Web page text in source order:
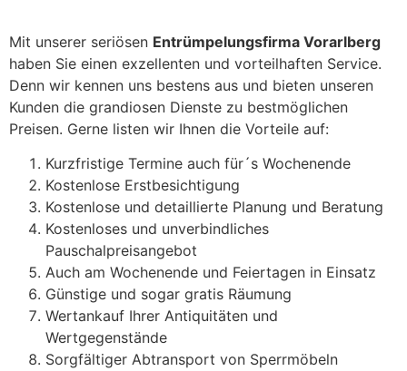
Mit unserer seriösen Entrümpelungsfirma Vorarlberg
haben Sie einen exzellenten und vorteilhaften Service.
Denn wir kennen uns bestens aus und bieten unseren
Kunden die grandiosen Dienste zu bestmöglichen
Preisen. Gerne listen wir Ihnen die Vorteile auf:
Kurzfristige Termine auch für´s Wochenende
Kostenlose Erstbesichtigung
Kostenlose und detaillierte Planung und Beratung
Kostenloses und unverbindliches
Pauschalpreisangebot
Auch am Wochenende und Feiertagen in Einsatz
Günstige und sogar gratis Räumung
Wertankauf Ihrer Antiquitäten und
Wertgegenstände
Sorgfältiger Abtransport von Sperrmöbeln